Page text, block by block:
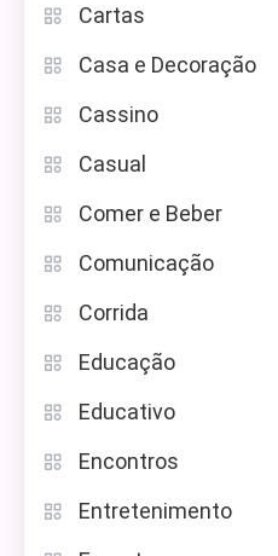
Cartas
Casa e Decoração
Cassino
Casual
Comer e Beber
Comunicação
Corrida
Educação
Educativo
Encontros
Entretenimento